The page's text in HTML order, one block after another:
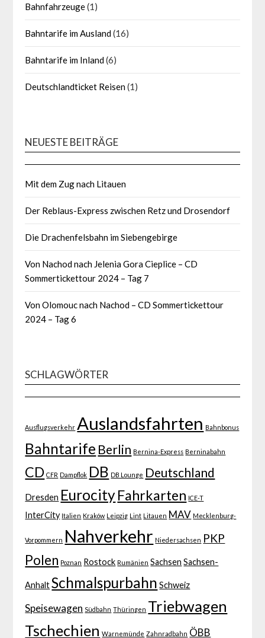
Bahnfahrzeuge(1)
Bahntarife im Ausland(16)
Bahntarife im Inland(6)
Deutschlandticket Reisen(1)
NEUESTE BEITRÄGE
Mit dem Zug nach Litauen
Der Reblaus-Express zwischen Retz und Drosendorf
Die Drachenfelsbahn im Siebengebirge
Von Nachod nach Jelenia Gora Cieplice – CD
Sommertickettour 2024 – Tag 7
Von Olomouc nach Nachod – CD Sommertickettour
2024 – Tag 6
SCHLAGWÖRTER
Ausflugsverkehr Auslandsfahrten Bahnbonus
Bahntarife Berlin Bernina-Express Berninabahn
CD CFR Dampflok DB DB Lounge Deutschland
Dresden EurocityFahrkarten ICE-T
InterCity Italien Kraków Leipzig Lint Litauen MAV Mecklenburg-
Vorpommern Nahverkehr Niedersachsen PKP
Polen Poznan Rostock Rumänien Sachsen Sachsen-
Anhalt Schmalspurbahn Schweiz
Speisewagen Südbahn Thüringen Triebwagen
Tschechien Warnemünde Zahnradbahn ÖBB